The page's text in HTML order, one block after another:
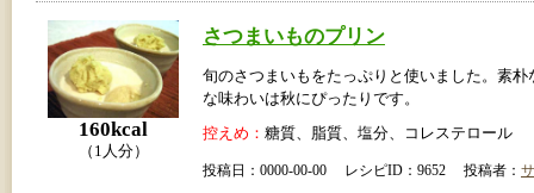
160kcal
（1人分）
さつまいものプリン
旬のさつまいもをたっぷりと使いました。素朴
な味わいは秋にぴったりです。
控えめ： 糖質、脂質、塩分、コレステロール
投稿日：0000-00-00 レシピID：9652 投稿者：